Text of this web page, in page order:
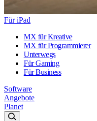
Für iPad
MX für Kreative
MX für Programmierer
Unterwegs
Für Gaming
Für Business
Software
Angebote
Planet